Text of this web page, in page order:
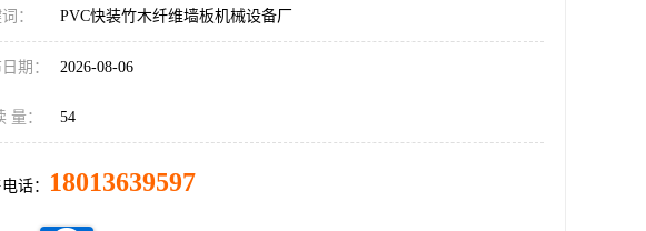
： PVC快装竹木纤维墙板机械设备厂
期： 2026-08-06
量： 54
话： 18013639597